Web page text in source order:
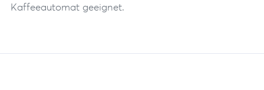
Kaffeeautomat geeignet.